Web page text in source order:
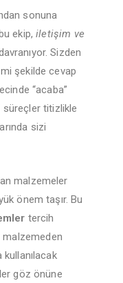
sonuna
ekip,iletişim ve
Sizden
şekilde cevap
“acaba”
süreçler titizlikle
sizi
malzemeler
önem taşır. Bu
tercih
kullanılacak
göz önüne